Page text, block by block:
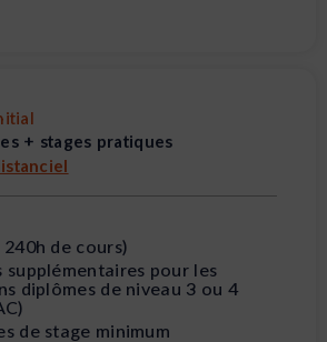
+ stages pratiques
de cours)
supplémentaires pour les
diplômes de niveau 3 ou 4
de stage minimum